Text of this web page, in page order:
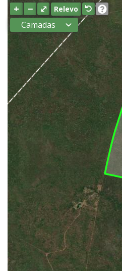
+ − ⤢ Relevo
Camadas
Estados
Municípios
Terras
indígenas
(FUNAI)
UC Federal
UC Estaduais
Municipais
1:1.000.000
(ANA)
Biomas
(IBGE)
Vegetação
(IBGE)
Rodovias
(IBGE)